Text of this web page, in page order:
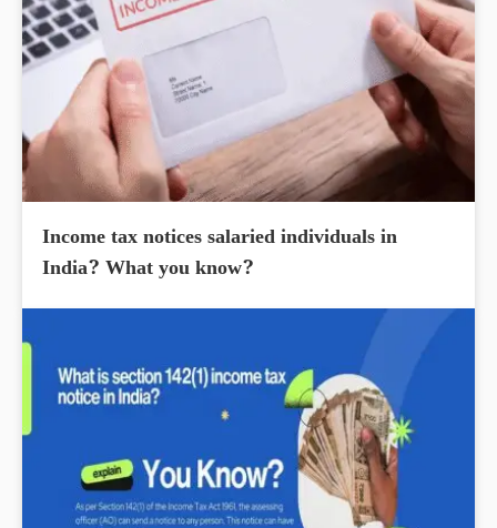
Income tax notices salaried individuals in
India? What you know?